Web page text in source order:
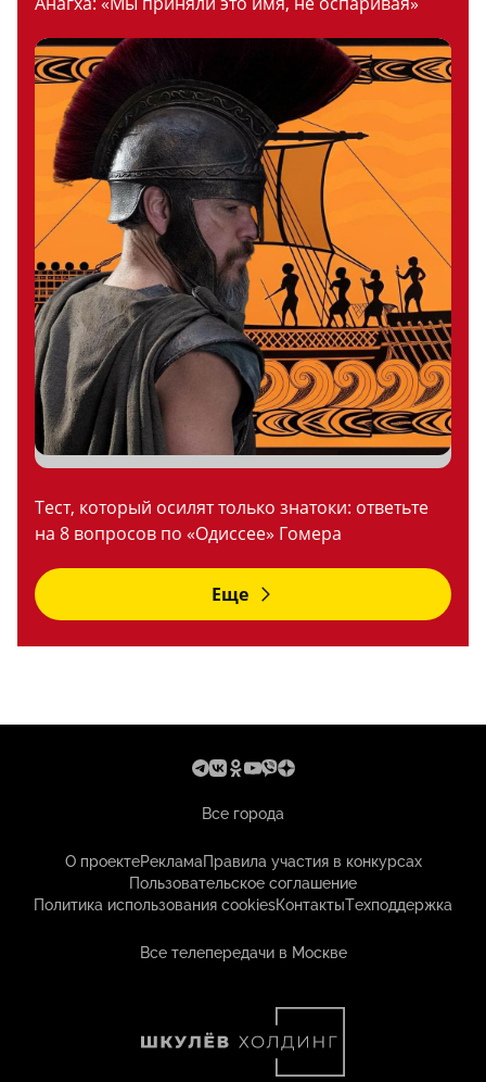
Тест, который осилят только знатоки: ответьте
на 8 вопросов по «Одиссее» Гомера
Еще
Все города
О проектеРекламаПравила участия в конкурсах
Пользовательское соглашение
Политика использования cookiesКонтактыТехподдержка
Все телепередачи в Москве